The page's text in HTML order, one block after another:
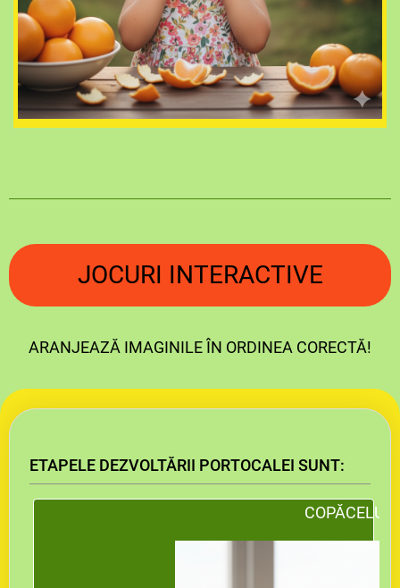
JOCURI INTERACTIVE
ARANJEAZĂ IMAGINILE ÎN ORDINEA CORECTĂ!
ETAPELE DEZVOLTĂRII PORTOCALEI SUNT:
COPĂCELUL